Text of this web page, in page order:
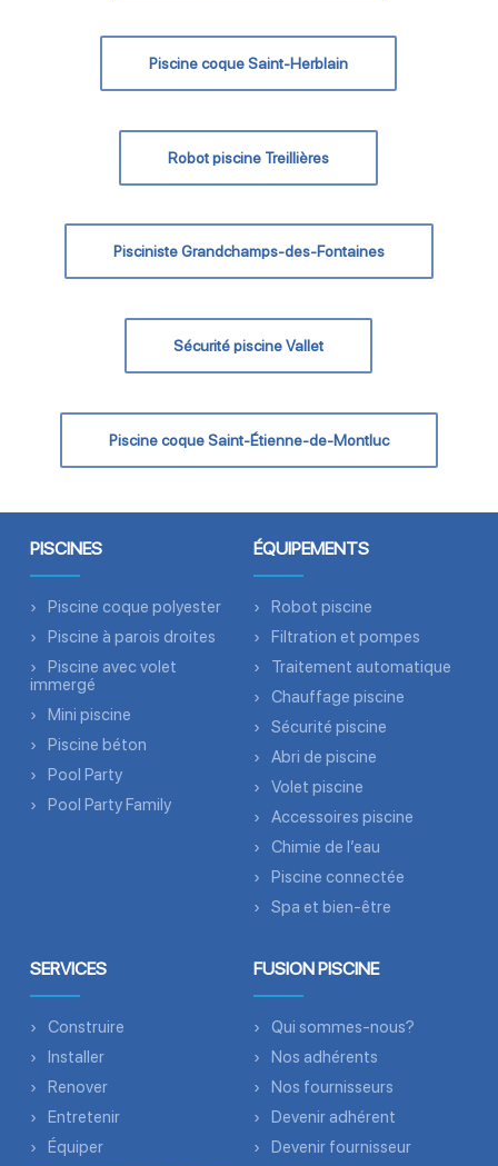
Piscine coque Saint-Herblain
Robot piscine Treillières
Pisciniste Grandchamps-des-Fontaines
Sécurité piscine Vallet
Piscine coque Saint-Étienne-de-Montluc
PISCINES
Piscine coque polyester
Piscine à parois droites
Piscine avec volet
immergé
Mini piscine
Piscine béton
Pool Party
Pool Party Family
ÉQUIPEMENTS
Robot piscine
Filtration et pompes
Traitement automatique
Chauffage piscine
Sécurité piscine
Abri de piscine
Volet piscine
Accessoires piscine
Chimie de l’eau
Piscine connectée
Spa et bien-être
SERVICES
Construire
Installer
Renover
Entretenir
Équiper
FUSION PISCINE
Qui sommes-nous?
Nos adhérents
Nos fournisseurs
Devenir adhérent
Devenir fournisseur